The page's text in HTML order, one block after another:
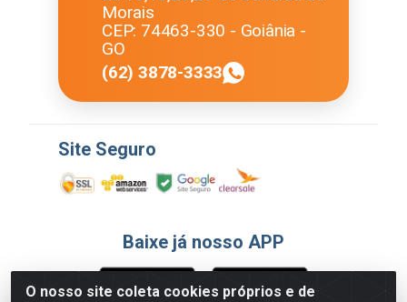
O nosso site coleta cookies próprios e de
Morais
CEP: 74463-330 - Goiânia -
GO
(62) 3878-3333
Site Seguro
Baixe já nosso APP